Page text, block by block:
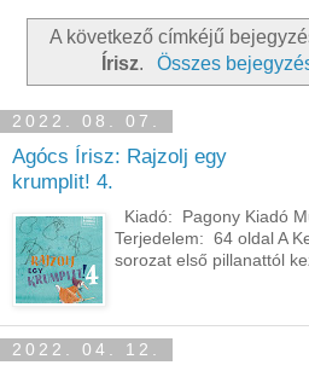
A következő címkéjű
Írisz. Összes
2022. 08. 07.
Agócs Írisz: Rajzolj egy
krumplit! 4.
Kiadó: Pagony Kiadó
Terjedelem: 64 oldal A
sorozat első pillanattól
2022. 04. 12.